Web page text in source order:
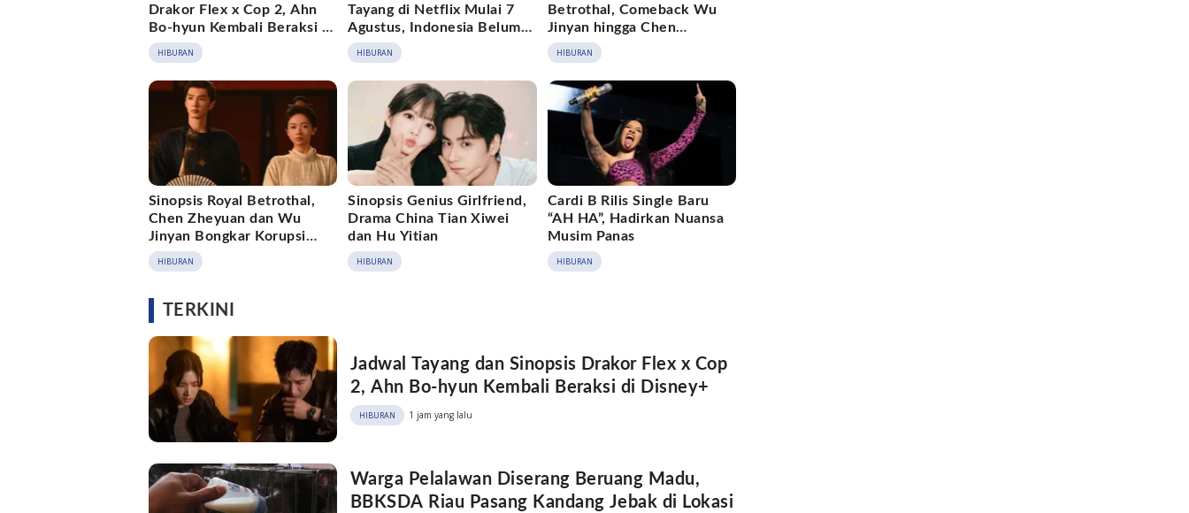
Drakor Flex x Cop 2, Ahn
Bo-hyun Kembali Beraksi di
Disney+
HIBURAN
Tayang di Netflix Mulai 7
Agustus, Indonesia Belum
Masuk Daftar
HIBURAN
Betrothal, Comeback Wu
Jinyan hingga Chen
Zheyuan Jadi Kaisar
HIBURAN
Sinopsis Royal Betrothal,
Chen Zheyuan dan Wu
Jinyan Bongkar Korupsi
Istana
HIBURAN
Sinopsis Genius Girlfriend,
Drama China Tian Xiwei
dan Hu Yitian
HIBURAN
Cardi B Rilis Single Baru
“AH HA”, Hadirkan Nuansa
Musim Panas
HIBURAN
TERKINI
Jadwal Tayang dan Sinopsis Drakor Flex x Cop
2, Ahn Bo-hyun Kembali Beraksi di Disney+
HIBURAN 1 jam yang lalu
Warga Pelalawan Diserang Beruang Madu,
BBKSDA Riau Pasang Kandang Jebak di Lokasi